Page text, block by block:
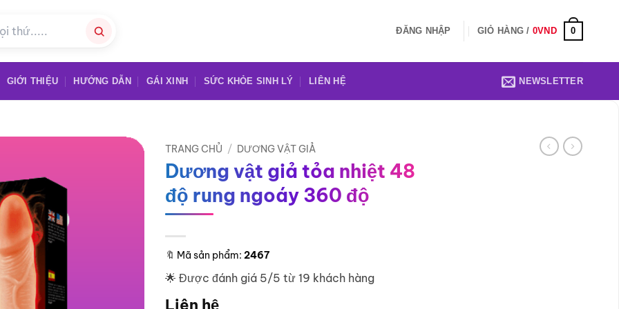
ĐĂNG NHẬP GIỎ HÀNG / 0VND 0
GIỚI THIỆU HƯỚNG DẪN GÁI XINH SỨC KHỎE SINH LÝ LIÊN HỆ NEWSLETTER
TRANG CHỦ / DƯƠNG VẬT GIẢ
Dương vật giả tỏa nhiệt 48
độ rung ngoáy 360 độ
🔖 Mã sản phẩm: 2467
🌟 Được đánh giá 5/5 từ 19 khách hàng
Liên hệ